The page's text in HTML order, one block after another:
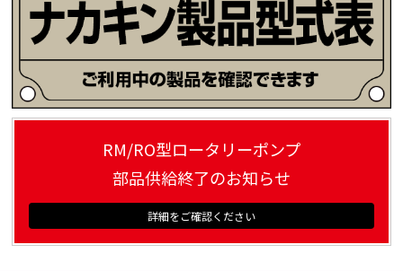
RM/RO型ロータリーポンプ
部品供給終了のお知らせ